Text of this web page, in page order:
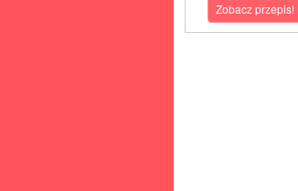
Zobacz przepis!